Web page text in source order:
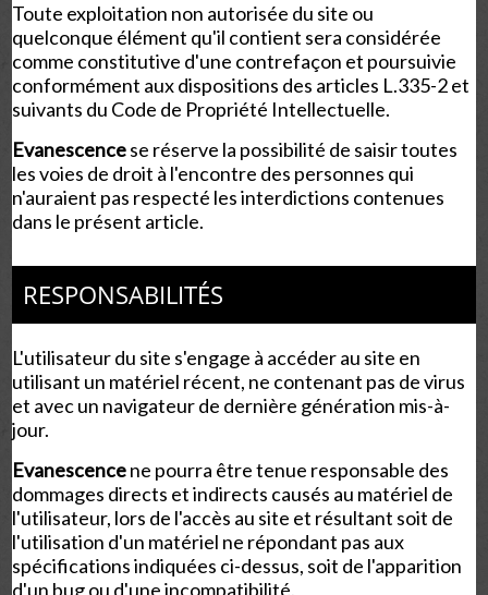
Toute exploitation non autorisée du site ou
quelconque élément qu'il contient sera considérée
comme constitutive d'une contrefaçon et poursuivie
conformément aux dispositions des articles L.335-2 et
suivants du Code de Propriété Intellectuelle.
Evanescencese réserve la possibilité de saisir toutes
les voies de droit à l'encontre des personnes qui
n'auraient pas respecté les interdictions contenues
dans le présent article.
RESPONSABILITÉS
L'utilisateur du site s'engage à accéder au site en
utilisant un matériel récent, ne contenant pas de virus
et avec un navigateur de dernière génération mis-à-
jour.
Evanescencene pourra être tenue responsable des
dommages directs et indirects causés au matériel de
l'utilisateur, lors de l'accès au site et résultant soit de
l'utilisation d'un matériel ne répondant pas aux
spécifications indiquées ci-dessus, soit de l'apparition
d'un bug ou d'une incompatibilité.